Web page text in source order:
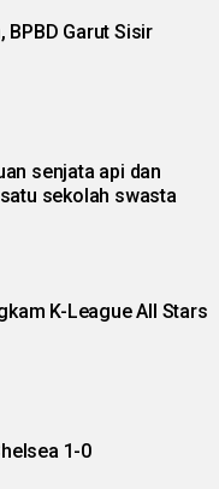
BPBD Garut Sisir
senjata api dan
sekolah swasta
K-League All Stars
1-0